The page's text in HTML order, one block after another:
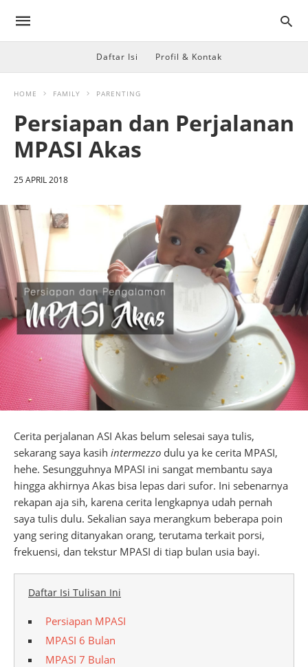
Daftar Isi Profil & Kontak
HOME FAMILY PARENTING
Persiapan dan Perjalanan
MPASI Akas
25 APRIL 2018
Cerita perjalanan ASI Akas belum selesai saya tulis,
sekarang saya kasih intermezzo dulu ya ke cerita MPASI,
hehe. Sesungguhnya MPASI ini sangat membantu saya
hingga akhirnya Akas bisa lepas dari sufor. Ini sebenarnya
rekapan aja sih, karena cerita lengkapnya udah pernah
saya tulis dulu. Sekalian saya merangkum beberapa poin
yang sering ditanyakan orang, terutama terkait porsi,
frekuensi, dan tekstur MPASI di tiap bulan usia bayi.
Daftar Isi Tulisan Ini
Persiapan MPASI
MPASI 6 Bulan
MPASI 7 Bulan